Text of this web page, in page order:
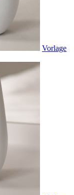
Vorlage